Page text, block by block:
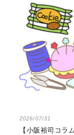
2026/07/31
【小阪裕司コラ